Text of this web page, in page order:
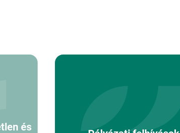
és